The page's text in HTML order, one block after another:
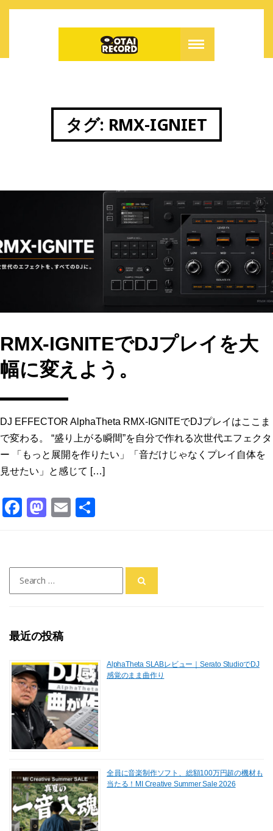
タグ: RMX-IGNIET
RMX-IGNITEでDJプレイを大
幅に変えよう。
DJ EFFECTOR AlphaTheta RMX-IGNITEでDJプレイはここま
で変わる。 “盛り上がる瞬間”を自分で作れる次世代エフェクタ
ー 「もっと展開を作りたい」「音だけじゃなくプレイ自体を
見せたい」と感じて […]
F
e
b
o
k
M
o
d
n
E
l
for:
最近の投稿
AlphaTheta SLABレビュー｜Serato StudioでDJ
感覚のまま曲作り
全員に音楽制作ソフト、総額100万円超の機材も
当たる！MI Creative Summer Sale 2026